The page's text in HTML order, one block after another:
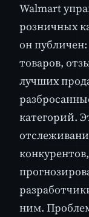
Walmart
розничных
он
товаров,
лучших
категорий.
ним.